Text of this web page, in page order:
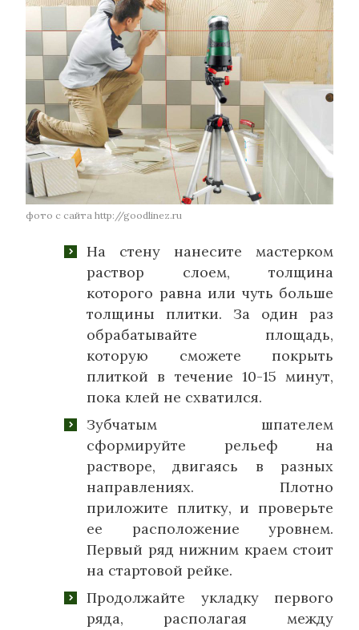
фото с сайта http://goodlinez.ru
На стену нанесите мастерком
раствор слоем, толщина
которого равна или чуть больше
толщины плитки. За один раз
обрабатывайте площадь,
которую сможете покрыть
плиткой в течение 10-15 минут,
пока клей не схватился.
Зубчатым шпателем
сформируйте рельеф на
растворе, двигаясь в разных
направлениях. Плотно
приложите плитку, и проверьте
ее расположение уровнем.
Первый ряд нижним краем стоит
на стартовой рейке.
Продолжайте укладку первого
ряда, располагая между